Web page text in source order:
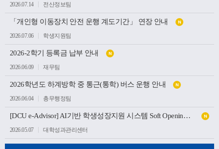
2026.07.14 전산정보팀
「개인형 이동장치 안전 운행 계도기간」 연장 안내 N
2026.07.06 학생지원팀
2026-2학기 등록금 납부 안내 N
2026.06.09 재무팀
2026학년도 하계방학 중 통근(통학) 버스 운행 안내 N
2026.06.04 총무행정팀
[DCU e-Advisor] AI기반 학생성장지원 시스템 Soft Opening(가오픈) 안내 N
2026.05.07 대학성과관리센터